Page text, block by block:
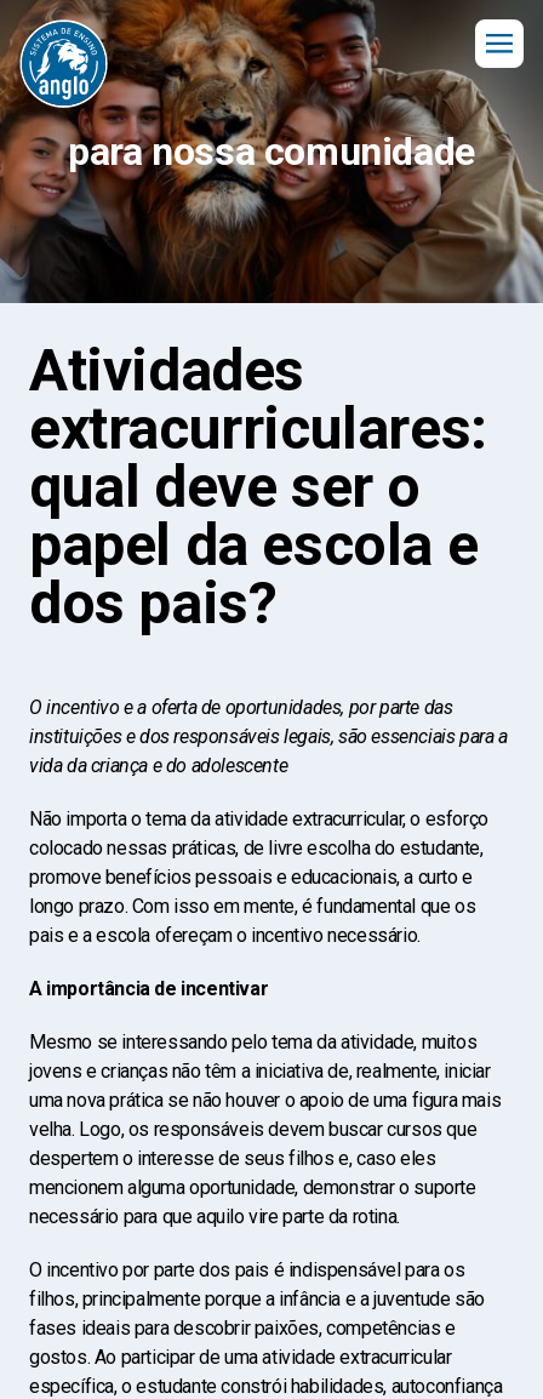
para nossa comunidade
Atividades
extracurriculares:
qual deve ser o
papel da escola e
dos pais?
O incentivo e a oferta de oportunidades, por parte das
instituições e dos responsáveis legais, são essenciais para a
vida da criança e do adolescente
Não importa o tema da atividade extracurricular, o esforço
colocado nessas práticas, de livre escolha do estudante,
promove benefícios pessoais e educacionais, a curto e
longo prazo. Com isso em mente, é fundamental que os
pais e a escola ofereçam o incentivo necessário.
A importância de incentivar
Mesmo se interessando pelo tema da atividade, muitos
jovens e crianças não têm a iniciativa de, realmente, iniciar
uma nova prática se não houver o apoio de uma figura mais
velha. Logo, os responsáveis devem buscar cursos que
despertem o interesse de seus filhos e, caso eles
mencionem alguma oportunidade, demonstrar o suporte
necessário para que aquilo vire parte da rotina.
O incentivo por parte dos pais é indispensável para os
filhos, principalmente porque a infância e a juventude são
fases ideais para descobrir paixões, competências e
gostos. Ao participar de uma atividade extracurricular
específica, o estudante constrói habilidades, autoconfiança